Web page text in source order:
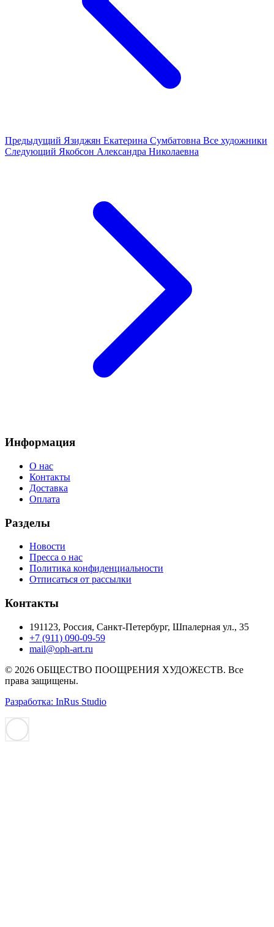
Предыдущий Язиджян Екатерина Сумбатовна Все художники
Следующий Якобсон Александра Николаевна
Информация
О нас
Контакты
Доставка
Оплата
Разделы
Новости
Пресса о нас
Политика конфиденциальности
Отписаться от рассылки
Контакты
191123, Россия, Санкт-Петербург, Шпалерная ул., 35
+7 (911) 090-09-59
mail@oph-art.ru
© 2026 ОБЩЕСТВО ПООЩРЕНИЯ ХУДОЖЕСТВ. Все
права защищены.
Разработка: InRus Studio